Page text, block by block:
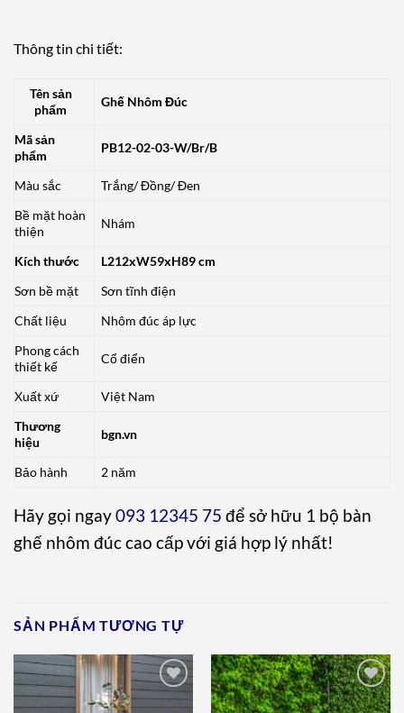
Thông tin chi tiết:
Tên sản
phẩm
Ghế Nhôm Đúc
Mã sản
phẩm
PB12-02-03-W/Br/B
Màu sắc
Trắng/ Đồng/ Đen
Bề mặt hoàn
thiện
Nhám
Kích thước
L212xW59xH89 cm
Sơn bề mặt
Sơn tĩnh điện
Chất liệu
Nhôm đúc áp lực
Phong cách
thiết kế
Cổ điển
Xuất xứ
Việt Nam
Thương
hiệu
bgn.vn
Bảo hành 2 năm
Hãy gọi ngay093 12345 75 để sở hữu 1 bộ bàn
ghế nhôm đúc cao cấp với giá hợp lý nhất!
SẢN PHẨM TƯƠNG TỰ
Add to
Add to